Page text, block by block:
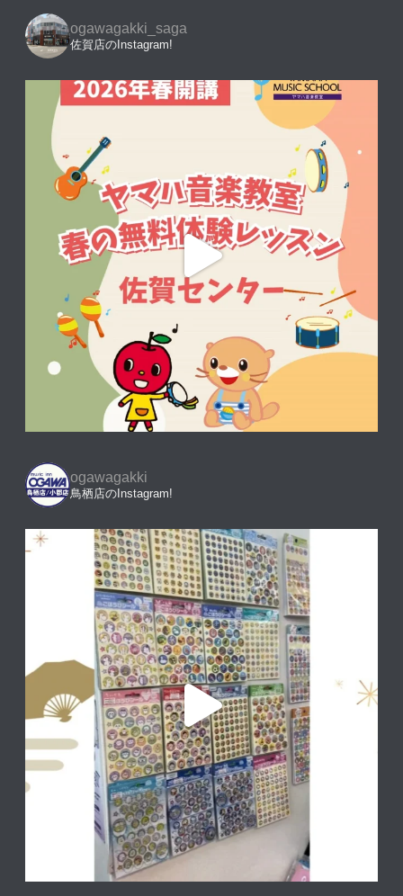
ogawagakki_saga
佐賀店のInstagram!
ogawagakki
鳥栖店のInstagram!